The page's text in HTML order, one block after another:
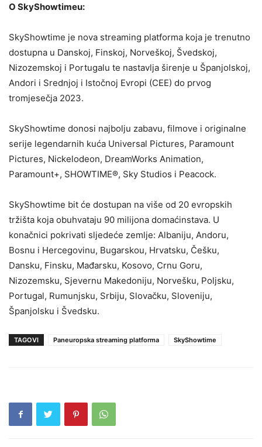
O SkyShowtimeu:
SkyShowtime je nova streaming platforma koja je trenutno
dostupna u Danskoj, Finskoj, Norveškoj, Švedskoj,
Nizozemskoj i Portugalu te nastavlja širenje u Španjolskoj,
Andori i Srednjoj i Istočnoj Evropi (CEE) do prvog
tromjesečja 2023.
SkyShowtime donosi najbolju zabavu, filmove i originalne
serije legendarnih kuća Universal Pictures, Paramount
Pictures, Nickelodeon, DreamWorks Animation,
Paramount+, SHOWTIME®, Sky Studios i Peacock.
SkyShowtime bit će dostupan na više od 20 evropskih
tržišta koja obuhvataju 90 milijona domaćinstava. U
konačnici pokrivati sljedeće zemlje: Albaniju, Andoru,
Bosnu i Hercegovinu, Bugarskou, Hrvatsku, Češku,
Dansku, Finsku, Mađarsku, Kosovo, Crnu Goru,
Nizozemsku, Sjevernu Makedoniju, Norvešku, Poljsku,
Portugal, Rumunjsku, Srbiju, Slovačku, Sloveniju,
Španjolsku i Švedsku.
TAGOVI Paneuropska streaming platforma SkyShowtime